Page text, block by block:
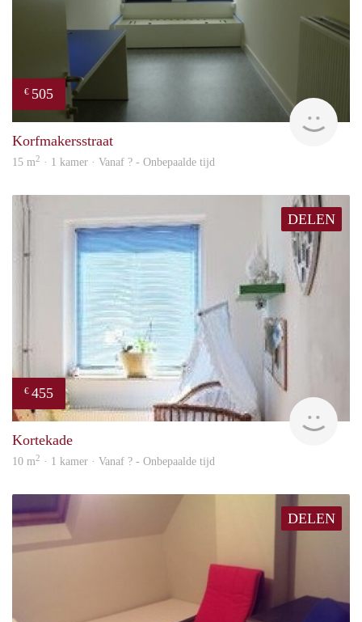
€ 505
Korfmakersstraat
15 m2 · 1 kamer · Vanaf ? - Onbepaalde tijd
DELEN
€ 455
Kortekade
10 m2 · 1 kamer · Vanaf ? - Onbepaalde tijd
DELEN